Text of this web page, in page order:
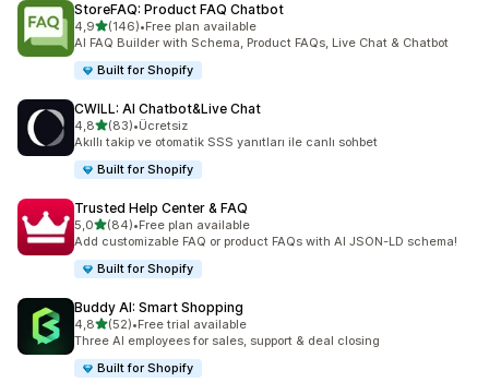
StoreFAQ: Product FAQ Chatbot
4,95 yıldız üzerinden
(146)
toplam 146 değerlendirme
•Free plan available
AI FAQ Builder with Schema, Product FAQs, Live Chat & Chatbot
Built for Shopify
CWILL: AI Chatbot&Live Chat
4,85 yıldız üzerinden
(83)
toplam 83 değerlendirme
•Ücretsiz
Akıllı takip ve otomatik SSS yanıtları ile canlı sohbet
Built for Shopify
Trusted Help Center & FAQ
5,05 yıldız üzerinden
(84)
toplam 84 değerlendirme
•Free plan available
Add customizable FAQ or product FAQs with AI JSON-LD schema!
Built for Shopify
Buddy AI: Smart Shopping
4,85 yıldız üzerinden
(52)
toplam 52 değerlendirme
•Free trial available
Three AI employees for sales, support & deal closing
Built for Shopify